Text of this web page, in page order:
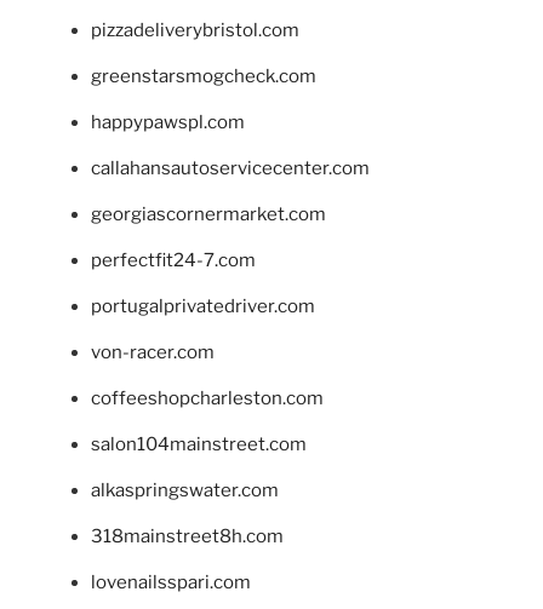
pizzadeliverybristol.com
greenstarsmogcheck.com
happypawspl.com
callahansautoservicecenter.com
georgiascornermarket.com
perfectfit24-7.com
portugalprivatedriver.com
von-racer.com
coffeeshopcharleston.com
salon104mainstreet.com
alkaspringswater.com
318mainstreet8h.com
lovenailsspari.com